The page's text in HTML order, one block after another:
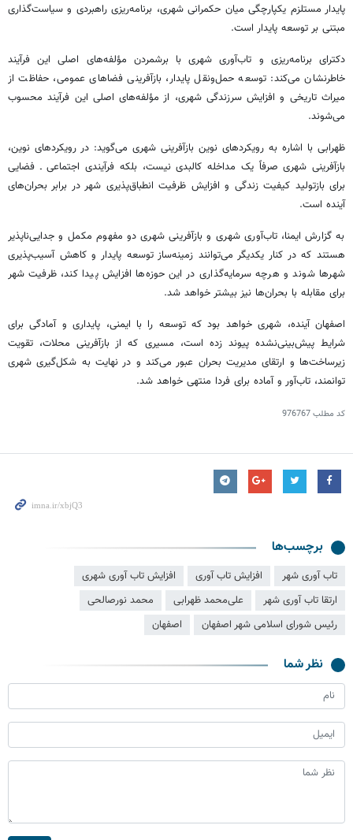
پایدار مستلزم یکپارچگی میان حکمرانی شهری، برنامه‌ریزی راهبردی و سیاست‌گذاری
مبتنی بر توسعه پایدار است.
دکترای برنامه‌ریزی و تاب‌آوری شهری با برشمردن مؤلفه‌های اصلی این فرآیند
خاطرنشان می‌کند: توسعه حمل‌ونقل پایدار، بازآفرینی فضاهای عمومی، حفاظت از
میراث تاریخی و افزایش سرزندگی شهری، از مؤلفه‌های اصلی این فرآیند محسوب
می‌شوند.
ظهرابی با اشاره به رویکردهای نوین بازآفرینی شهری می‌گوید: در رویکردهای نوین،
بازآفرینی شهری صرفاً یک مداخله کالبدی نیست، بلکه فرآیندی اجتماعی ـ فضایی
برای بازتولید کیفیت زندگی و افزایش ظرفیت انطباق‌پذیری شهر در برابر بحران‌های
آینده است.
به گزارش ایمنا، تاب‌آوری شهری و بازآفرینی شهری دو مفهوم مکمل و جدایی‌ناپذیر
هستند که در کنار یکدیگر می‌توانند زمینه‌ساز توسعه پایدار و کاهش آسیب‌پذیری
شهرها شوند و هرچه سرمایه‌گذاری در این حوزه‌ها افزایش پیدا کند، ظرفیت شهر
برای مقابله با بحران‌ها نیز بیشتر خواهد شد.
اصفهان آینده، شهری خواهد بود که توسعه را با ایمنی، پایداری و آمادگی برای
شرایط پیش‌بینی‌نشده پیوند زده است، مسیری که از بازآفرینی محلات، تقویت
زیرساخت‌ها و ارتقای مدیریت بحران عبور می‌کند و در نهایت به شکل‌گیری شهری
توانمند، تاب‌آور و آماده برای فردا منتهی خواهد شد.
کد مطلب976767
برچسب‌ها
تاب آوری شهر افزایش تاب آوری
افزایش تاب آوری شهری
ارتقا تاب آوری شهر
علی‌محمد ظهرابی
محمد نورصالحی
رئیس شورای اسلامی شهر اصفهان
اصفهان
نظر شما